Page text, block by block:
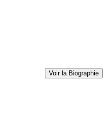
Voir la Biographie